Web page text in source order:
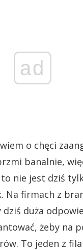
ad
o chęci
banalnie,
nie jest dziś
Na firmach z
dziś duża
żeby na
To jeden z